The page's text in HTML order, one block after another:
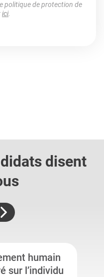
politique de protection de
ici.
disent
humain
sur l’individu